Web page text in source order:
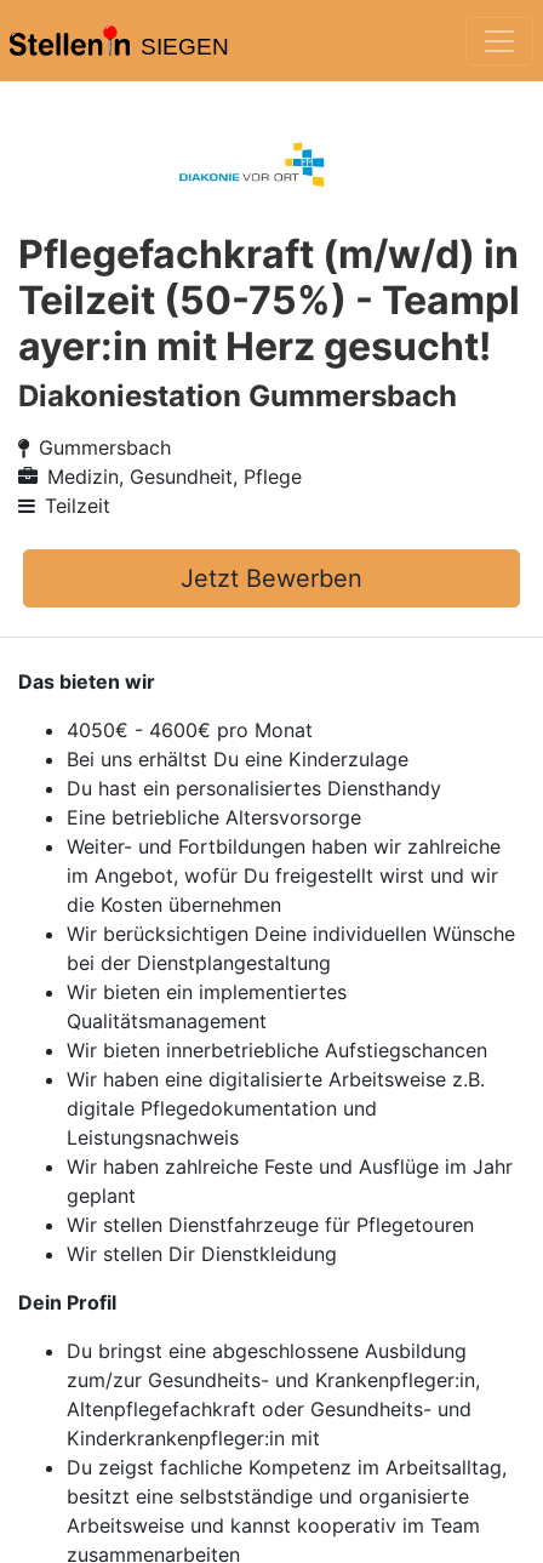
SIEGEN
Pflegefachkraft (m/w/d) in
Teilzeit (50-75%) - Teampl
ayer:in mit Herz gesucht!
Diakoniestation Gummersbach
Gummersbach
Medizin, Gesundheit, Pflege
Teilzeit
Jetzt Bewerben
Das bieten wir
4050€ - 4600€ pro Monat
Bei uns erhältst Du eine Kinderzulage
Du hast ein personalisiertes Diensthandy
Eine betriebliche Altersvorsorge
Weiter- und Fortbildungen haben wir zahlreiche
im Angebot, wofür Du freigestellt wirst und wir
die Kosten übernehmen
Wir berücksichtigen Deine individuellen Wünsche
bei der Dienstplangestaltung
Wir bieten ein implementiertes
Qualitätsmanagement
Wir bieten innerbetriebliche Aufstiegschancen
Wir haben eine digitalisierte Arbeitsweise z.B.
digitale Pflegedokumentation und
Leistungsnachweis
Wir haben zahlreiche Feste und Ausflüge im Jahr
geplant
Wir stellen Dienstfahrzeuge für Pflegetouren
Wir stellen Dir Dienstkleidung
Dein Profil
Du bringst eine abgeschlossene Ausbildung
zum/zur Gesundheits- und Krankenpfleger:in,
Altenpflegefachkraft oder Gesundheits- und
Kinderkrankenpfleger:in mit
Du zeigst fachliche Kompetenz im Arbeitsalltag,
besitzt eine selbstständige und organisierte
Arbeitsweise und kannst kooperativ im Team
zusammenarbeiten